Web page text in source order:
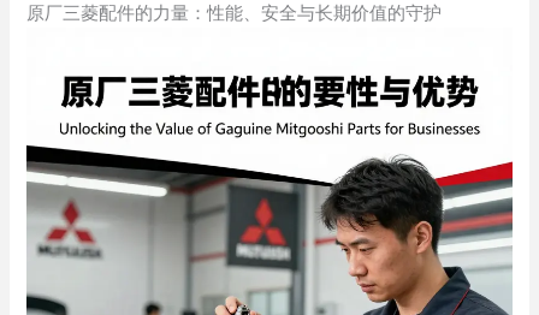
原厂三菱配件的力量：性能、安全与长期价值的守护